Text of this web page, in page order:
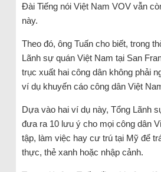
Đài Tiếng nói Việt Nam VOV vẫn
này.
Theo đó, ông Tuấn cho biết, trong
Lãnh sự quán Việt Nam tại San
trục xuất hai công dân không phải
ví dụ khuyến cáo công dân Việt
Dựa vào hai ví dụ này, Tổng Lãnh
đưa ra 10 lưu ý cho mọi công dân
tập, làm việc hay cư trú tại Mỹ để
thực, thẻ xanh hoặc nhập cảnh.